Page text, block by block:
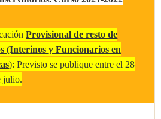
Provisional de resto de
(Interinos y Funcionarios en
): Previsto se publique entre el 28
julio.